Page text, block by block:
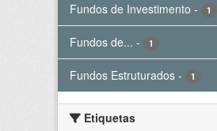
Fundos de Investimento - 1
Fundos de... - 1
Fundos Estruturados - 1
Etiquetas